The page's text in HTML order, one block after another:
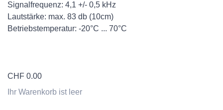
Signalfrequenz: 4,1 +/- 0,5 kHz
Lautstärke: max. 83 db (10cm)
Betriebstemperatur: -20°C ... 70°C
CHF 0.00
Ihr Warenkorb ist leer